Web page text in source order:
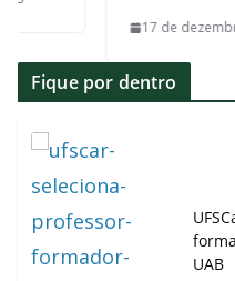
17 de dezembro de
Fique por dentro
UAB